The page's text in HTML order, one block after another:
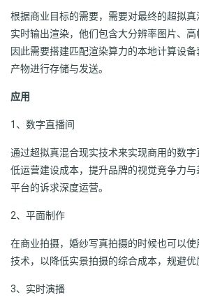
根据商业目标的需要，需要对最终的超拟
实时输出渲染，他们包含大分辨率图片、高
因此需要搭建匹配渲染算力的本地计算设
产物进行存储与发送。
应用
1、数字直播间
通过超拟真混合现实技术来实现商用的数
低运营建设成本，提升品牌的视觉竞争力
平台的诉求深度运营。
2、平面制作
在商业拍摄，婚纱写真拍摄的时候也可以
技术，以降低实景拍摄的综合成本，规避优
3、实时演播